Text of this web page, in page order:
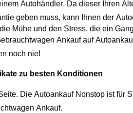
Autohändler. Da dieser Ihren
geben muss, kann Ihnen der
Mühe und den Stress, die ein
Ankaufauf
noch nie!
zu besten Konditionen
Die AutoankaufNonstop ist für
Ankauf.